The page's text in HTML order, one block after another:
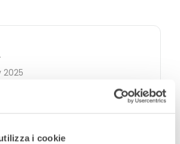
i cookie
2025